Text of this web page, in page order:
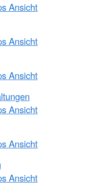
Ansicht
Ansicht
Ansicht
Ansicht
Ansicht
Ansicht